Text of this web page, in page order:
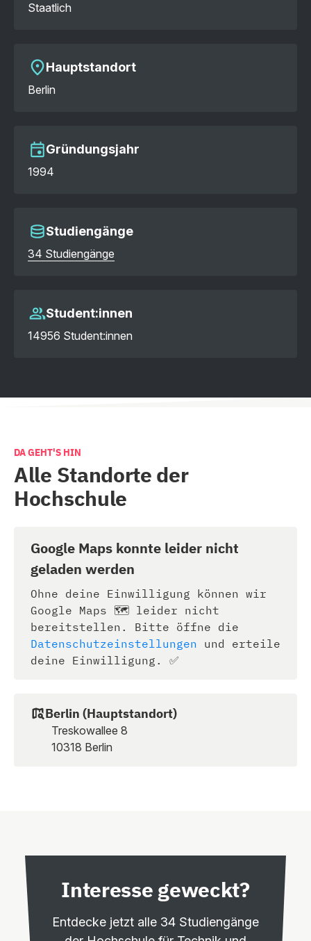
Staatlich
Hauptstandort
Berlin
Gründungsjahr
1994
Studiengänge
34 Studiengänge
Student:innen
14956 Student:innen
DA GEHT'S HIN
Alle Standorte der
Hochschule
Google Maps konnte leider nicht
geladen werden
Ohne deine Einwilligung können wir
Google Maps 🗺️ leider nicht
bereitstellen. Bitte öffne die
Datenschutzeinstellungen und erteile
deine Einwilligung. ✅
Berlin (Hauptstandort)
Treskowallee 8
10318 Berlin
Interesse geweckt?
Entdecke jetzt alle 34 Studiengänge